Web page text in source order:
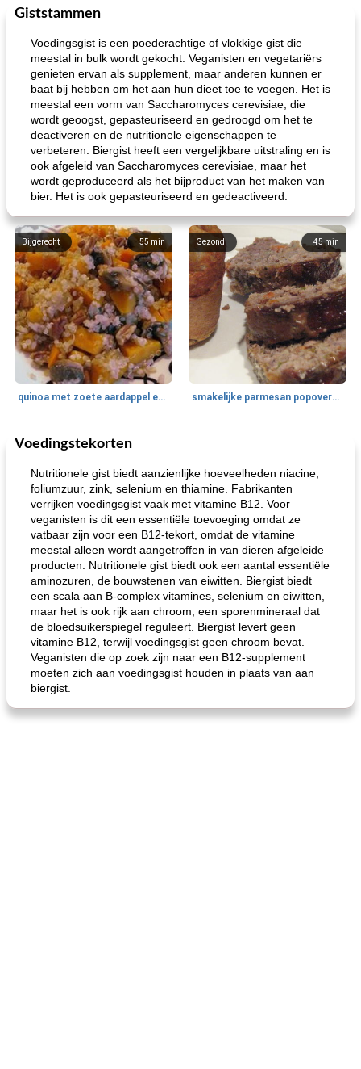
Giststammen
Voedingsgist is een poederachtige of vlokkige gist die
meestal in bulk wordt gekocht. Veganisten en vegetariërs
genieten ervan als supplement, maar anderen kunnen er
baat bij hebben om het aan hun dieet toe te voegen. Het is
meestal een vorm van Saccharomyces cerevisiae, die
wordt geoogst, gepasteuriseerd en gedroogd om het te
deactiveren en de nutritionele eigenschappen te
verbeteren. Biergist heeft een vergelijkbare uitstraling en is
ook afgeleid van Saccharomyces cerevisiae, maar het
wordt geproduceerd als het bijproduct van het maken van
bier. Het is ook gepasteuriseerd en gedeactiveerd.
55 min
Bijgerecht
quinoa met zoete aardappel en champignons
45min
Gezond
smakelijke parmesan popovers (gezonder!)
One Dish Meal
gemakkelijke rijst en hamburger een gerecht diner
Voedingstekorten
Nutritionele gist biedt aanzienlijke hoeveelheden niacine,
foliumzuur, zink, selenium en thiamine. Fabrikanten
verrijken voedingsgist vaak met vitamine B12. Voor
veganisten is dit een essentiële toevoeging omdat ze
vatbaar zijn voor een B12-tekort, omdat de vitamine
meestal alleen wordt aangetroffen in van dieren afgeleide
producten. Nutritionele gist biedt ook een aantal essentiële
aminozuren, de bouwstenen van eiwitten. Biergist biedt
een scala aan B-complex vitamines, selenium en eiwitten,
maar het is ook rijk aan chroom, een sporenmineraal dat
de bloedsuikerspiegel reguleert. Biergist levert geen
vitamine B12, terwijl voedingsgist geen chroom bevat.
Veganisten die op zoek zijn naar een B12-supplement
moeten zich aan voedingsgist houden in plaats van aan
biergist.